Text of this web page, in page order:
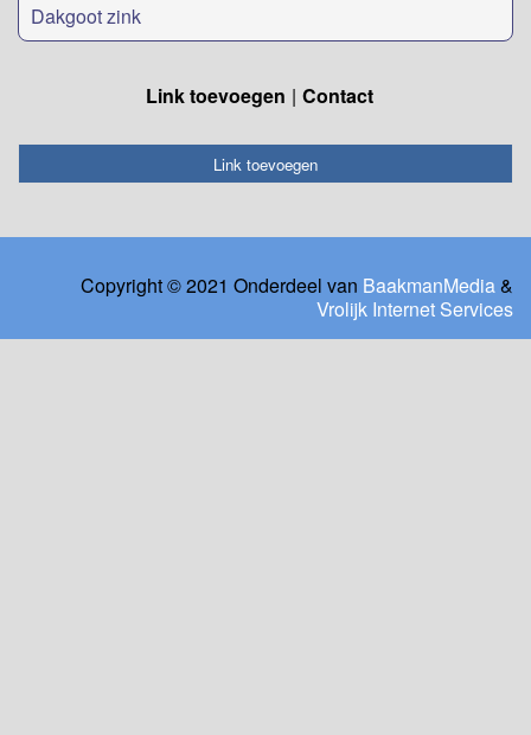
Dakgoot zink
Link toevoegen Contact
Link toevoegen
Copyright © 2021 Onderdeel van BaakmanMedia&
Vrolijk Internet Services